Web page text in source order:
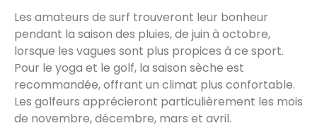
Les amateurs de surf trouveront leur bonheur
pendant la saison des pluies, de juin à octobre,
lorsque les vagues sont plus propices à ce sport.
Pour le yoga et le golf, la saison sèche est
recommandée, offrant un climat plus confortable.
Les golfeurs apprécieront particulièrement les mois
de novembre, décembre, mars et avril.